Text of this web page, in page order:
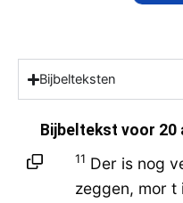
Bijbelteksten
Bijbeltekst voor 20
11 Der is nog
zeggen, mor t